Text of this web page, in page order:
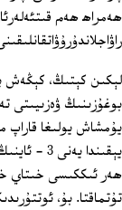
ھەمراھ ھەم
لېكىن كېتىڭ، كېڭەش
بوغۇزىنىڭ ۋەزىيىتى
يۇمشاش يولىغا قاراپ
ھەر ئىككىسى خىتاي
تۇتماقتا. بۇ،